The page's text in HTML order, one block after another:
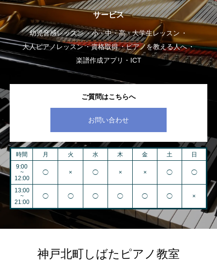
サービス
幼児音感レッスン
小・中・高・大学生レッスン
大人ピアノレッスン
資格取得
ピアノを教える人へ
楽譜作成アプリ・ICT
ご質問はこちらへ
お問い合わせ
時間 月 火 水 木 金 土
日
9:00
~
12:00
◯ × ◯ × × ◯ ◯
13:00
~
21:00
◯ ◯ ◯ ◯ ◯ ◯ ×
神戸北町しばたピアノ教室